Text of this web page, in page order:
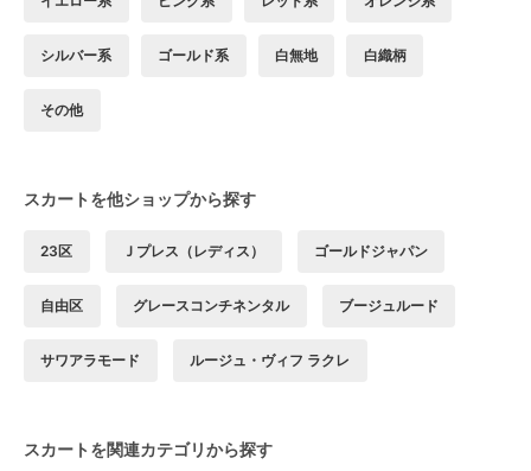
シルバー系 ゴールド系 白無地 白織柄
その他
スカートを他ショップから探す
23区 Ｊプレス（レディス） ゴールドジャパン
自由区 グレースコンチネンタル ブージュルード
サワアラモード ルージュ・ヴィフ ラクレ
スカートを関連カテゴリから探す